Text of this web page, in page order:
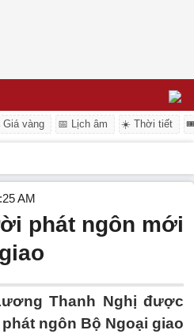
Giá vàng 📅 Lịch âm ☀️ Thời tiết
AM
phát ngôn mới
Thanh Nghị được
ngôn Bộ Ngoại giao